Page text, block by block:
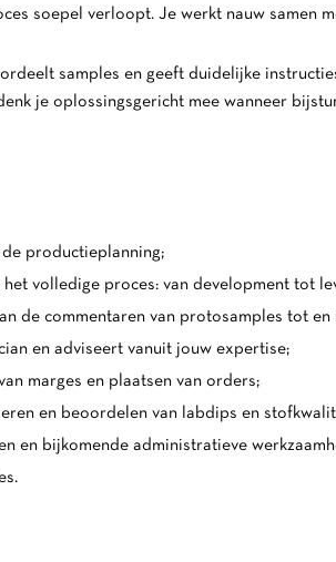
soepel verloopt. Je werkt nauw samen
samples en geeft duidelijke
je oplossingsgericht mee wanneer
productieplanning;
volledige proces: van development tot
commentaren van protosamples tot en
en adviseert vanuit jouw expertise;
marges en plaatsen van orders;
en beoordelen van labdips en
bijkomende administratieve